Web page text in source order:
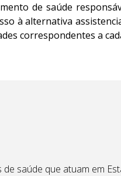
de saúde
à alternativa
correspondentes a
saúde que atuam em